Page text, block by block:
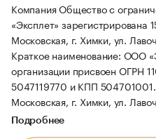
Компания Общество с
«Эксплет» зарегистрирована
Московская, г. Химки, ул.
Краткое наименование: ООО
организации присвоен ОГРН
5047119770 и КПП 504701001.
Московская, г. Химки, ул.
Подробнее